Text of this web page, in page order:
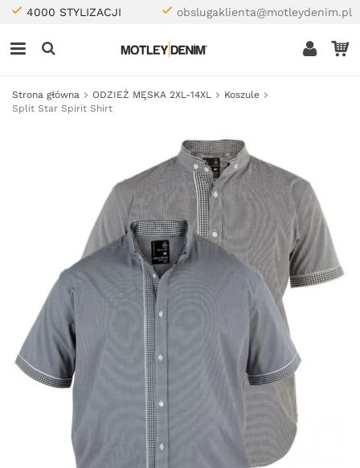
4000 STYLIZACJI obslugaklienta@motleydenim.pl
Strona główna ODZIEŻ MĘSKA 2XL-14XL
Koszule
Split Star Spirit Shirt